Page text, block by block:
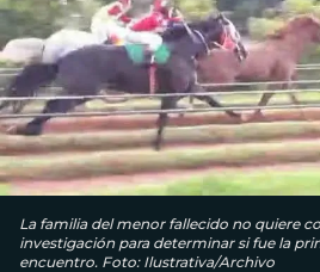
La familia del menor fallecido no quiere
investigación para determinar si fue la
encuentro. Foto: Ilustrativa/Archivo